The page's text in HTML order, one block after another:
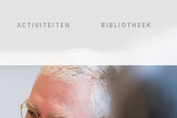
ACTIVITEITEN BIBLIOTHEEK